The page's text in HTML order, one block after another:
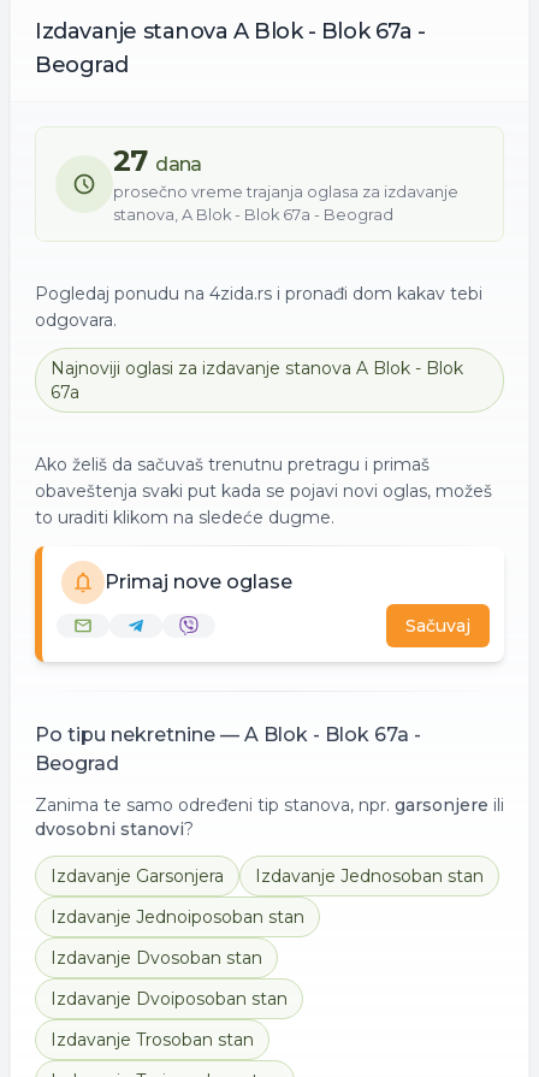
Izdavanje stanova A Blok - Blok 67a -
Beograd
27 dana
prosečno vreme trajanja oglasa za izdavanje
stanova, A Blok - Blok 67a - Beograd
Pogledaj ponudu na 4zida.rs i pronađi dom kakav tebi
odgovara.
Najnoviji oglasi za izdavanje stanova A Blok - Blok
67a
Ako želiš da sačuvaš trenutnu pretragu i primaš
obaveštenja svaki put kada se pojavi novi oglas, možeš
to uraditi klikom na sledeće dugme.
Primaj nove oglase
Sačuvaj
Po tipu nekretnine — A Blok - Blok 67a -
Beograd
Zanima te samo određeni tip stanova, npr. garsonjere ili
dvosobni stanovi?
Izdavanje Garsonjera Izdavanje Jednosoban stan
Izdavanje Jednoiposoban stan
Izdavanje Dvosoban stan
Izdavanje Dvoiposoban stan
Izdavanje Trosoban stan